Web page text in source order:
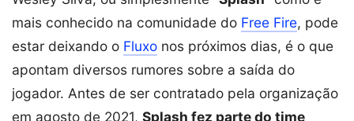
mais conhecido na comunidade do Free Fire, pode
estar deixando o Fluxo nos próximos dias, é o que
apontam diversos rumores sobre a saída do
jogador. Antes de ser contratado pela organização
em agosto de 2021, Splash fez parte do time